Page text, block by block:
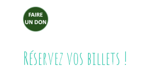
Réservez vos billets !